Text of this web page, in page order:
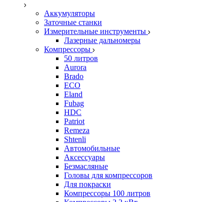
Аккумуляторы
Заточные станки
Измерительные инструменты
Лазерные дальномеры
Компрессоры
50 литров
Aurora
Brado
ECO
Eland
Fubag
HDC
Patriot
Remeza
Shtenli
Автомобильные
Аксессуары
Безмасляные
Головы для компрессоров
Для покраски
Компрессоры 100 литров